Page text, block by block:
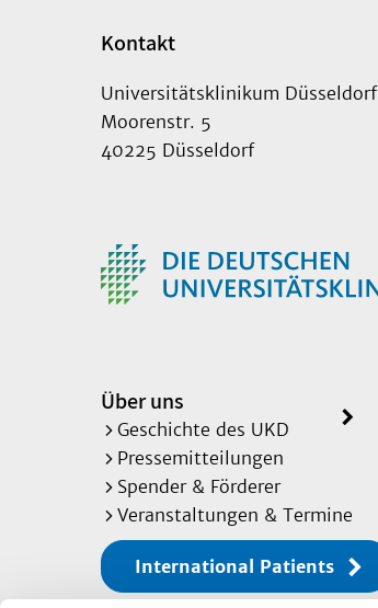
Kontakt
Universitätsklinikum Düsseldorf
Moorenstr. 5
40225 Düsseldorf
Über uns
Geschichte des UKD
Pressemitteilungen
Spender & Förderer
Veranstaltungen & Termine
International Patients